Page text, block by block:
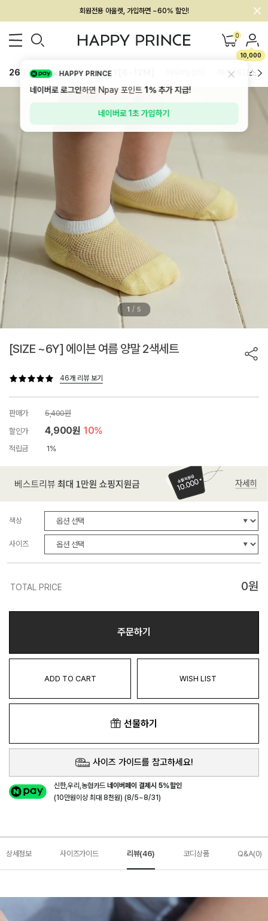
회원전용 아울렛, 가입하면 ~60% 할인!
멤버십 최대 28,000원 혜택 0
10,000
26SS 신상 BEST BABY[6~12M] 하의/레깅스
1 / 5
[SIZE ~6Y] 에이븐 여름 양말 2색세트
46개 리뷰 보기
판매가
5,400원
할인가
4,900원 10%
적립금 1%
색상
사이즈
TOTAL PRICE 0원
주문하기
ADD TO CART WISH LIST
선물하기
사이즈 가이드를 참고하세요!
신한,우리,농협카드네이버페이 결제시 5%할인
(10만원이상 최대 8천원) (8/5~8/31)
상세정보 사이즈가이드 리뷰(46) 코디상품 Q&A(0)
HAPPY PRINCE
네이버로 로그인하면 Npay 포인트1%추가 지급!
네이버로 1초 가입하기